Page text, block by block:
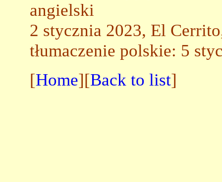
angielski
2 stycznia 2023, El
tłumaczenie polskie: 5
[Home][Back to list]